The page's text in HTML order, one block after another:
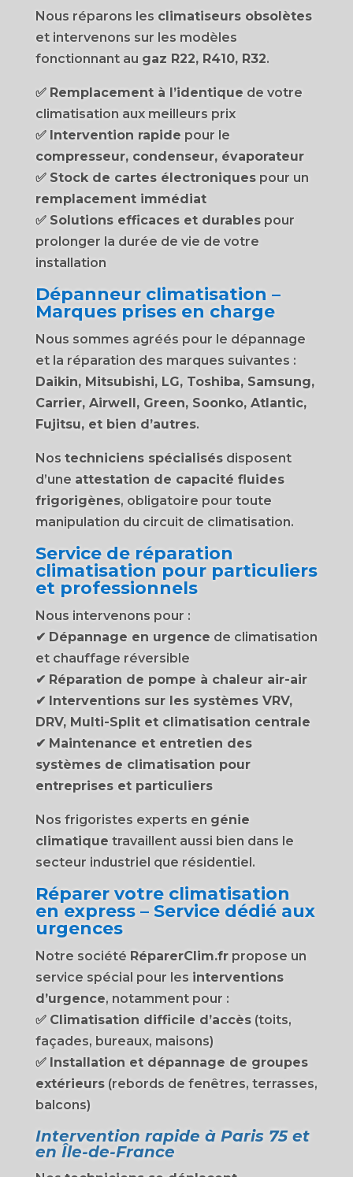
Nous réparons les climatiseurs obsolètes
et intervenons sur les modèles
fonctionnant au gaz R22, R410, R32.
✅ Remplacement à l’identique de votre
climatisation aux meilleurs prix
✅ Intervention rapide pour le
compresseur, condenseur, évaporateur
✅ Stock de cartes électroniquespour un
remplacement immédiat
✅ Solutions efficaces et durablespour
prolonger la durée de vie de votre
installation
Dépanneur climatisation –
Marques prises en charge
Nous sommes agréés pour le dépannage
et la réparation des marques suivantes :
Daikin, Mitsubishi, LG, Toshiba, Samsung,
Carrier, Airwell, Green, Soonko, Atlantic,
Fujitsu, et bien d’autres.
Nos techniciens spécialisésdisposent
d’une attestation de capacité fluides
frigorigènes, obligatoire pour toute
manipulation du circuit de climatisation.
Service de réparation
climatisation pour particuliers
et professionnels
Nous intervenons pour :
✔ Dépannage en urgence de climatisation
et chauffage réversible
✔ Réparation de pompe à chaleur air-air
✔ Interventions sur les systèmes VRV,
DRV, Multi-Split et climatisation centrale
✔ Maintenance et entretien des
systèmes de climatisation pour
entreprises et particuliers
Nos frigoristes experts en génie
climatique travaillent aussi bien dans le
secteur industriel que résidentiel.
Réparer votre climatisation
en express – Service dédié aux
urgences
Notre société RéparerClim.frpropose un
service spécial pour les interventions
d’urgence, notamment pour :
✅ Climatisation difficile d’accès(toits,
façades, bureaux, maisons)
✅ Installation et dépannage de groupes
extérieurs(rebords de fenêtres, terrasses,
balcons)
Intervention rapide à Paris 75 et
en Île-de-France